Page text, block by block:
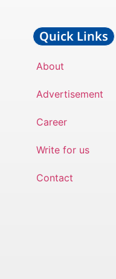
Quick Links
About
Advertisement
Career
Write for us
Contact